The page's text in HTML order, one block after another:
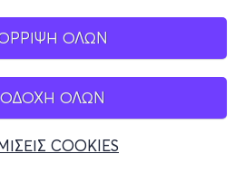
ΟΛΩΝ
ΟΛΩΝ
COOKIES